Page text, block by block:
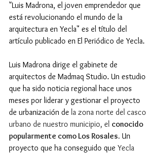
"Luis Madrona, el joven emprendedor que
está revolucionando el mundo de la
arquitectura en Yecla" es el título del
artículo publicado en El Periódico de Yecla.
Luis Madrona dirige el gabinete de
arquitectos de Madmaq Studio. Un estudio
que ha sido noticia regional hace unos
meses por liderar y gestionar el proyecto
de urbanización de la zona norte del casco
urbano de nuestro municipio, el conocido
popularmente como Los Rosales. Un
proyecto que ha conseguido que Yecla